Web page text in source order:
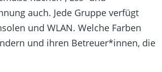
auch. Jede Gruppe verfügt
und WLAN. Welche Farben
und ihren Betreuer*innen, die